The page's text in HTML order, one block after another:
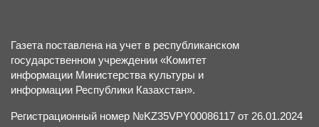
Газета поставлена на учет в республиканском
государственном учреждении «Комитет
информации Министерства культуры и
информации Республики Казахстан».
Регистрационный номер №KZ35VPY00086117 от 26.01.2024